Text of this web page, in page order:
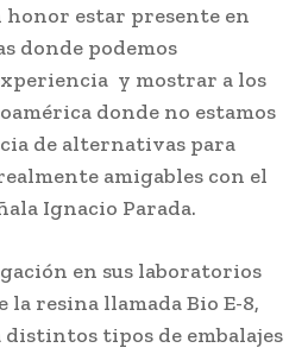
honor estar presente en
donde podemos
y mostrar a los
donde no estamos
de alternativas para
amigables con el
Ignacio Parada.
en sus laboratorios
resina llamada Bio E-8,
tipos de embalajes